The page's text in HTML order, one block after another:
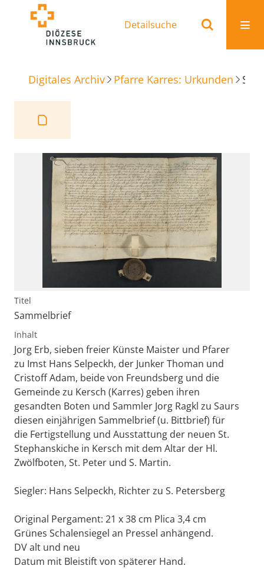
Detailsuche
Digitales Archiv Pfarre Karres: Urkunden
Titel
Sammelbrief
Inhalt
Jorg Erb, sieben freier Künste Maister und Pfarer
zu Imst Hans Selpeckh, der Junker Thoman und
Cristoff Adam, beide von Freundsberg und die
Gemeinde zu Kersch (Karres) geben ihren
gesandten Boten und Sammler Jorg Ragkl zu Saurs
diesen einjährigen Sammelbrief (u. Bittbrief) für
die Fertigstellung und Ausstattung der neuen St.
Stephanskiche in Kersch mit dem Altar der Hl.
Zwölfboten, St. Peter und S. Martin.
Siegler: Hans Selpeckh, Richter zu S. Petersberg
Original Pergament: 21 x 38 cm Plica 3,4 cm
Grünes Schalensiegel an Pressel anhängend.
DV alt und neu
Datum mit Bleistift von späterer Hand.